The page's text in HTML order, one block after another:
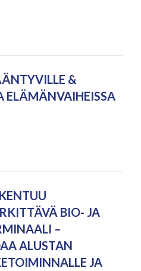
&
ELÄMÄNVAIHEISSA
BIO- JA
–
ALUSTAN
JA